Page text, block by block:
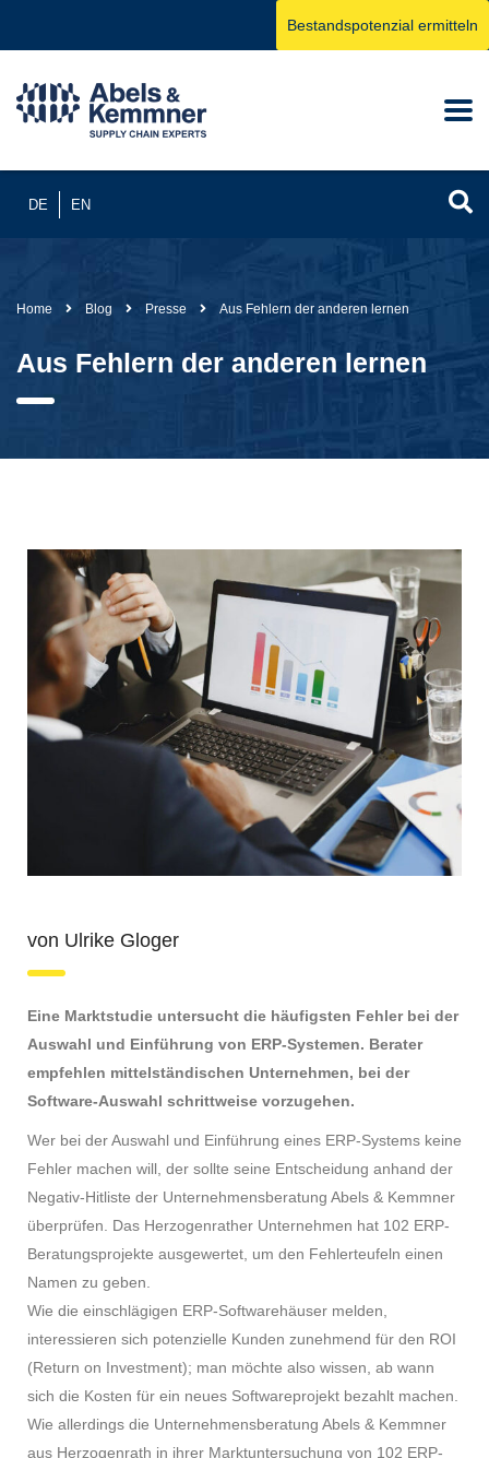
DE EN
Bestandspotenzial ermitteln
Home Blog Presse Aus Fehlern der anderen lernen
Aus Fehlern der anderen lernen
von Ulrike Gloger
Eine Marktstudie untersucht die häufigsten Fehler bei der
Auswahl und Einführung von ERP-Systemen. Berater
empfehlen mittelständischen Unternehmen, bei der
Software-Auswahl schrittweise vorzugehen.
Wer bei der Auswahl und Einführung eines ERP-Systems keine
Fehler machen will, der sollte seine Entscheidung anhand der
Negativ-Hitliste der Unternehmensberatung Abels & Kemmner
überprüfen. Das Herzogenrather Unternehmen hat 102 ERP-
Beratungsprojekte ausgewertet, um den Fehlerteufeln einen
Namen zu geben.
Wie die einschlägigen ERP-Softwarehäuser melden,
interessieren sich potenzielle Kunden zunehmend für den ROI
(Return on Investment); man möchte also wissen, ab wann
sich die Kosten für ein neues Softwareprojekt bezahlt machen.
Wie allerdings die Unternehmensberatung Abels & Kemmner
aus Herzogenrath in ihrer Marktuntersuchung von 102 ERP-